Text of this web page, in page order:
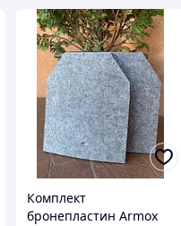
Комплект
бронепластин Armox